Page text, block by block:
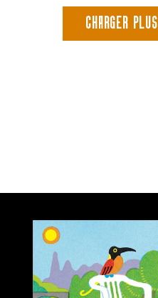
CHARGER PLUS